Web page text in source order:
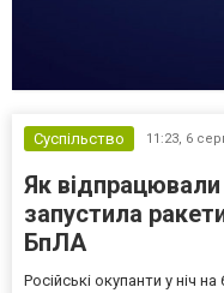
Суспільство 11:23, 6
Як
запустила
БпЛА
Російські окупанти у ніч